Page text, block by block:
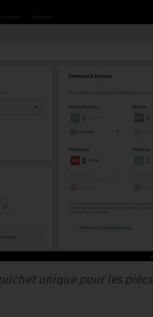
unique pour les